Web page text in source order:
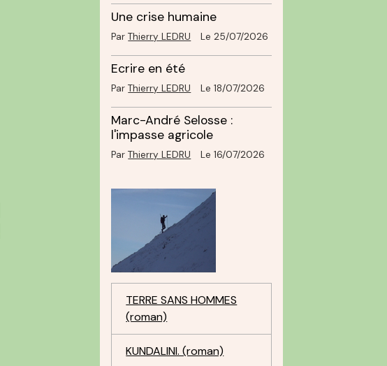
Une crise humaine
ParThierry LEDRU Le 25/07/2026
Ecrire en été
ParThierry LEDRU Le 18/07/2026
Marc-André Selosse :
l'impasse agricole
ParThierry LEDRU Le 16/07/2026
TERRE SANS HOMMES
(roman)
KUNDALINI. (roman)